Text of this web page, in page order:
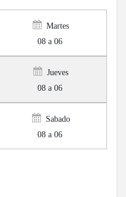
Martes
08 a 06
Jueves
08 a 06
Sabado
08 a 06